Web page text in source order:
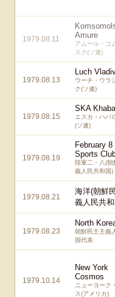
1979.08.11
Amure
アムール・コ
スク(ソ連)
1979.08.13
Luch
ウーチ・ウラ
ク(ソ連)
1979.08.15
SKA
エスカ・ハバ
(ソ連)
1979.08.19
February 8
Sports
陸軍二・八(朝
義人民共和国)
1979.08.21
海洋(朝鮮
義人民共
1979.08.23
North
朝鮮民主主義
国代表
1979.10.14
New York
Cosmos
ニューヨーク
ス(アメリカ)